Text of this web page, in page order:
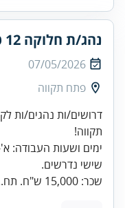
נהג/ת חלוקה 12 טון
07/05/2026
פתח תקווה
שישי נדרשים.
שכר: 15,000 ש"ח. תח...